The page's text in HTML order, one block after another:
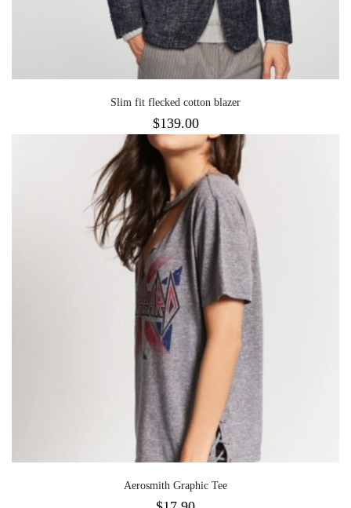
Slim fit flecked cotton blazer
$139.00
Aerosmith Graphic Tee